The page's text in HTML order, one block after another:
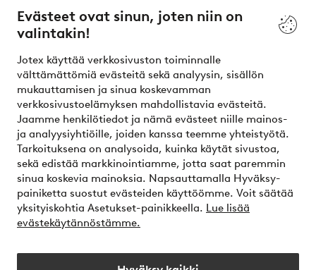
Evästeet ovat sinun, joten niin on
valintakin!
Jotex käyttää verkkosivuston toiminnalle
välttämättömiä evästeitä sekä analyysin, sisällön
mukauttamisen ja sinua koskevamman
verkkosivustoelämyksen mahdollistavia evästeitä.
Jaamme henkilötiedot ja nämä evästeet niille mainos-
ja analyysiyhtiöille, joiden kanssa teemme yhteistyötä.
Tarkoituksena on analysoida, kuinka käytät sivustoa,
sekä edistää markkinointiamme, jotta saat paremmin
sinua koskevia mainoksia. Napsauttamalla Hyväksy-
painiketta suostut evästeiden käyttöömme. Voit säätää
yksityiskohtia Asetukset-painikkeella. Lue lisää
evästekäytännöstämme.
Ehdot
Ystävät
Turvalliset maksut – maksa nyt tai erissä
Haluatko tietää lisää maksuvaihtoehdoistamme?
elpy